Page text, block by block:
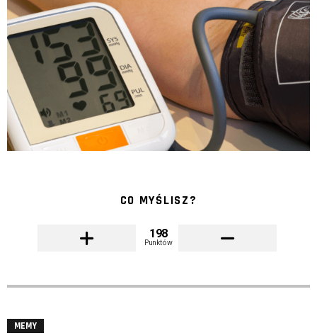
CO MYŚLISZ?
198
Punktów
MEMY